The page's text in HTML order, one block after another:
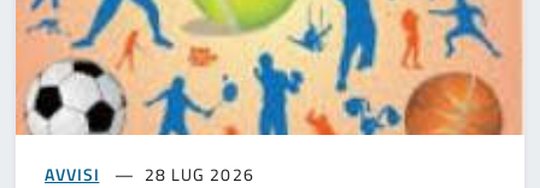
AVVISI 28 LUG 2026